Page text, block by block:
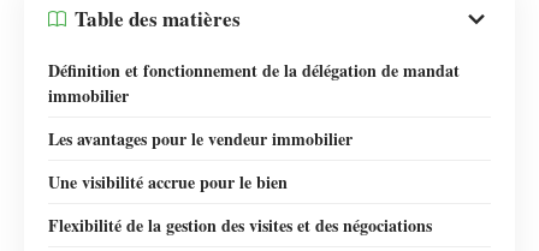
Table des matières
Définition et fonctionnement de la délégation de mandat
immobilier
Les avantages pour le vendeur immobilier
Une visibilité accrue pour le bien
Flexibilité de la gestion des visites et des négociations